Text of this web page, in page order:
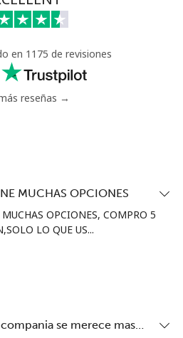
en 1175 de revisiones
reseñas →
MUCHAS OPCIONES
OPCIONES, COMPRO 5
LO QUE US...
se merece mas…